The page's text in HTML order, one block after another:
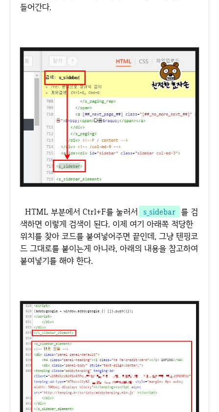
들어간다.
HTML 부분에서 Ctrl+F를 눌러서 s_sidebar 를 검
색하면 이렇게 검색이 된다. 이제 여기 아래쪽 적당한
위치를 찾아 코드를 붙여넣어주면 끝인데, 그냥 텐핑코
드 그대로를 붙이는게 아니라, 아래의 내용을 참고하여
붙여넣기를 해야 한다.